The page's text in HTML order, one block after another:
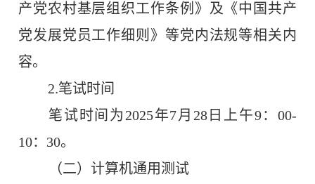
产党农村基层组织工作条例》 及 《中国共产
党发展党员工作细则》等党内法规等相关内
容。
2.笔试时间
笔试时间为 2025年7月 28日上午9： 00-
10： 30。
（二）计算机通用测试